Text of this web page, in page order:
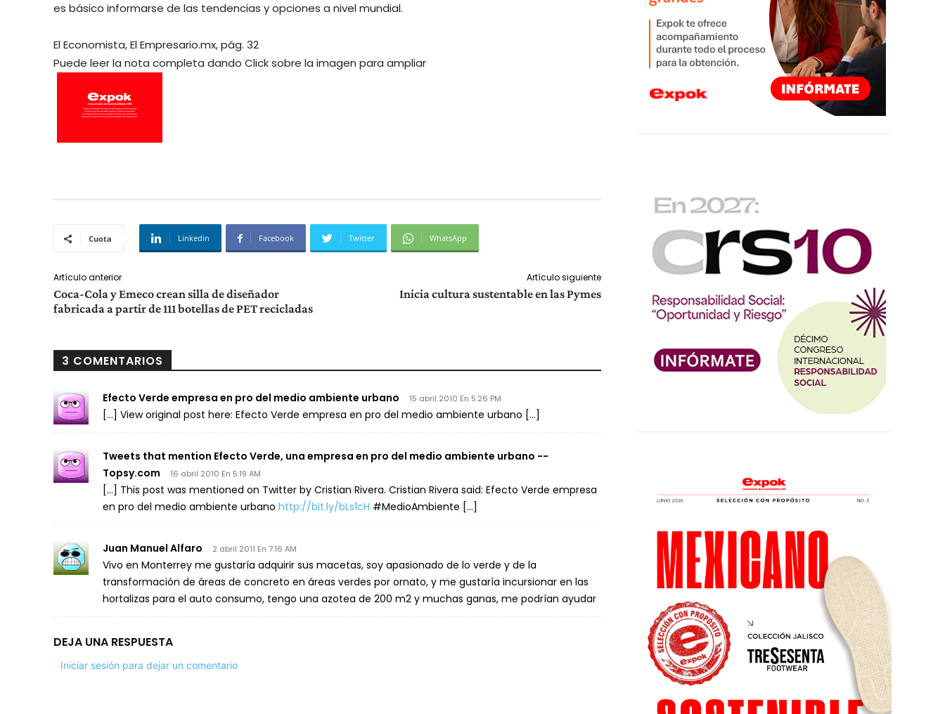
es básico informarse de las tendencias y opciones a nivel mundial.
El Economista, El Empresario.mx, pág. 32
Puede leer la nota completa dando Click sobre la imagen para ampliar
Cuota Linkedin Facebook Twitter WhatsApp
Artículo anterior
Coca-Cola y Emeco crean silla de diseñador
fabricada a partir de 111 botellas de PET recicladas
Artículo siguiente
Inicia cultura sustentable en las Pymes
3 COMENTARIOS
Efecto Verde empresa en pro del medio ambiente urbano 15 abril 2010 En 5:26 PM
[…] View original post here: Efecto Verde empresa en pro del medio ambiente urbano […]
Tweets that mention Efecto Verde, una empresa en pro del medio ambiente urbano --
Topsy.com
16 abril 2010 En 5:19 AM
[…] This post was mentioned on Twitter by Cristian Rivera. Cristian Rivera said: Efecto Verde empresa
en pro del medio ambiente urbano http://bit.ly/bLs1cH #MedioAmbiente […]
Juan Manuel Alfaro 2 abril 2011 En 7:16 AM
Vivo en Monterrey me gustaría adquirir sus macetas, soy apasionado de lo verde y de la
transformación de áreas de concreto en áreas verdes por ornato, y me gustaría incursionar en las
hortalizas para el auto consumo, tengo una azotea de 200 m2 y muchas ganas, me podrían ayudar
DEJA UNA RESPUESTA
Iniciar sesión para dejar un comentario